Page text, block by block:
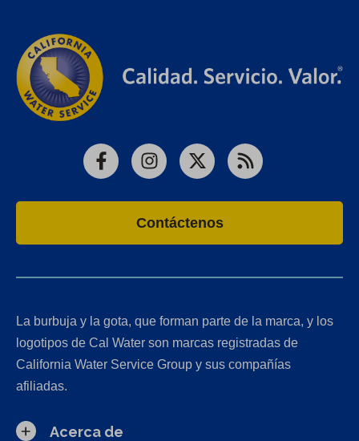
FacebookInstagram
X RSS
Contáctenos
La burbuja y la gota, que forman parte de la marca, y los
logotipos de Cal Water son marcas registradas de
California Water Service Group y sus compañías
afiliadas.
Acerca de